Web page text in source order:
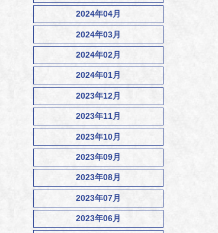
2024年04月
2024年03月
2024年02月
2024年01月
2023年12月
2023年11月
2023年10月
2023年09月
2023年08月
2023年07月
2023年06月